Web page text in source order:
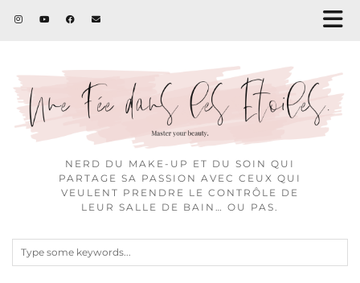
NERD DU MAKE-UP ET DU SOIN QUI
PARTAGE SA PASSION AVEC CEUX QUI
VEULENT PRENDRE LE CONTRÔLE DE
LEUR SALLE DE BAIN… OU PAS.